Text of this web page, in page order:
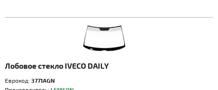
Лобовое стекло IVECO DAILY
Еврокод: 3771AGN